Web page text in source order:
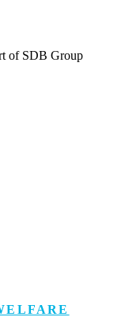
of SDB Group